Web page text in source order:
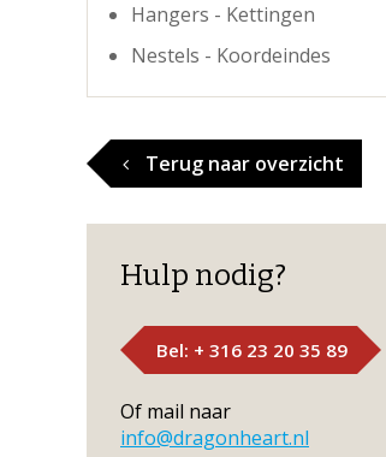
Hangers - Kettingen
Nestels - Koordeindes
Terug naar overzicht
Hulp nodig?
Bel: + 316 23 20 35 89
Of mail naar
info@dragonheart.nl